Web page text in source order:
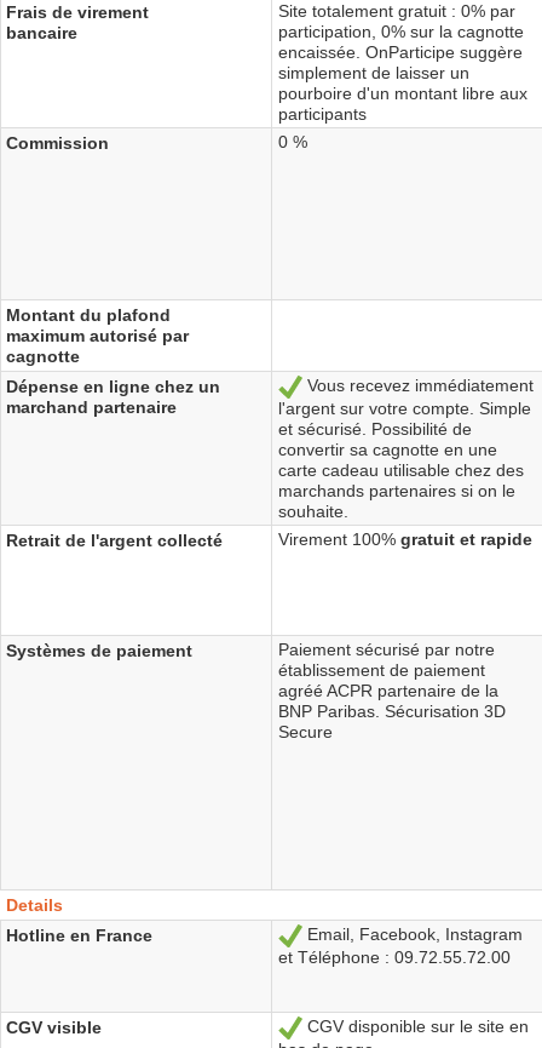
Frais de virement
bancaire
Site totalement gratuit : 0% par
participation, 0% sur la cagnotte
encaissée. OnParticipe suggère
simplement de laisser un
pourboire d'un montant libre aux
participants
Commission
0 %
Montant du plafond
maximum autorisé par
cagnotte
Dépense en ligne chez un
marchand partenaire
Yes
Vous recevez immédiatement
l'argent sur votre compte. Simple
et sécurisé. Possibilité de
convertir sa cagnotte en une
carte cadeau utilisable chez des
marchands partenaires si on le
souhaite.
Retrait de l'argent collecté
Virement 100%gratuit et rapide
Systèmes de paiement
Paiement sécurisé par notre
établissement de paiement
agréé ACPR partenaire de la
BNP Paribas. Sécurisation 3D
Secure
Details
Hotline en France
Yes
Email, Facebook, Instagram
et Téléphone : 09.72.55.72.00
CGV visible Yes
CGV disponible sur le site en